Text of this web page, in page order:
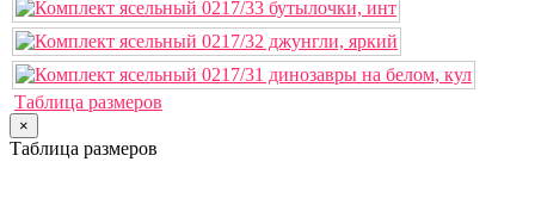
Таблица размеров
×
Таблица размеров